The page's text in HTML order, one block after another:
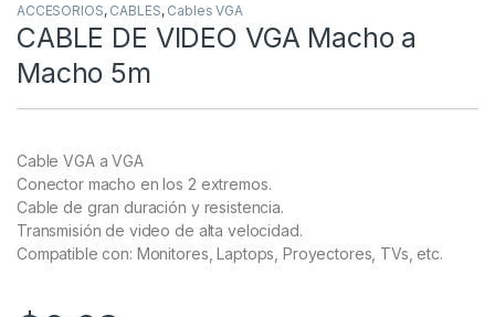
ACCESORIOS, CABLES, Cables VGA
CABLE DE VIDEO VGA Macho a
Macho 5m
Cable VGA a VGA
Conector macho en los 2 extremos.
Cable de gran duración y resistencia.
Transmisión de video de alta velocidad.
Compatible con: Monitores, Laptops, Proyectores, TVs, etc.